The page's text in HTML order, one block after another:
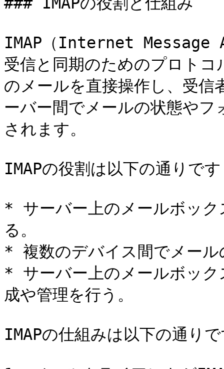
IMAP（Internet Message
受信と同期のためのプロト
のメールを直接操作し、受
ーバー間でメールの状態や
されます。
IMAPの役割は以下の通りで
* サーバー上のメールボック
る。
* 複数のデバイス間でメール
* サーバー上のメールボッ
成や管理を行う。
IMAPの仕組みは以下の通り